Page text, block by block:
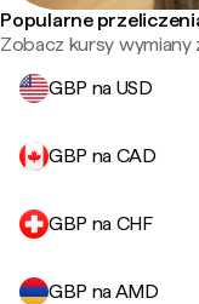
Popularne
Zobacz kursy wymiany
GBP na USD
GBP na CAD
GBP na CHF
GBP na AMD